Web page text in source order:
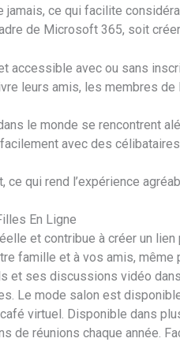
jamais, ce qui facilite
de Microsoft 365, soit créer
accessible avec ou sans
leurs amis, les membres
le monde se rencontrent
avec des
qui rend l’expérience
En Ligne
et contribue à créer un
famille et à vos amis, même
et ses discussions vidéo
Le mode salon est
virtuel. Disponible dans
de réunions chaque année.